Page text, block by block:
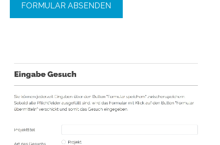
FORMULAR ABSENDEN